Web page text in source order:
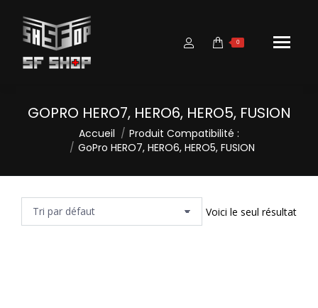
0
GOPRO HERO7, HERO6, HERO5, FUSION
Vous êtes ici :Accueil
Produit Compatibilité :
GoPro HERO7, HERO6, HERO5, FUSION
Voici le seul résultat